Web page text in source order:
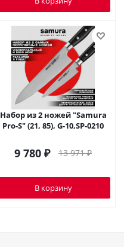
Набор из 2 ножей "Samura
Pro-S" (21, 85), G-10,SP-0210
9 780 ₽ 13 971₽
В корзину